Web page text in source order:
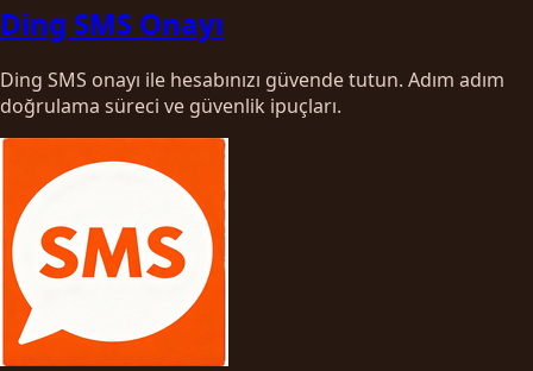
Ding SMS Onayı
Ding SMS onayı ile hesabınızı güvende tutun. Adım adım
doğrulama süreci ve güvenlik ipuçları.